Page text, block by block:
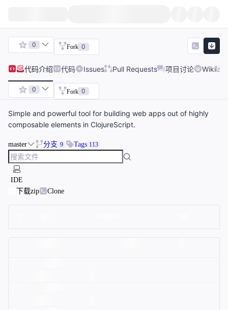
0 Fork 0
代码介绍 代码 Issues Pull Requests 项目讨论 Wiki
0 Fork 0
Simple and powerful tool for building web apps out of highly
composable elements in ClojureScript.
master 分支 9 Tags 113
IDE
下载zip
Clone